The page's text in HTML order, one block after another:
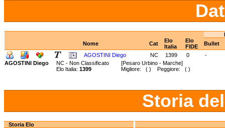
Nome
Cat
Elo
Italia
Elo
FIDE
Bullet
AGOSTINI Diego
NC 1399 0
-
AGOSTINI Diego
NC - Non Classificato [Pesaro Urbino - Marche]
Elo Italia: 1399 Migliore: ( ) Peggiore: ( )
Storia
Storia Elo